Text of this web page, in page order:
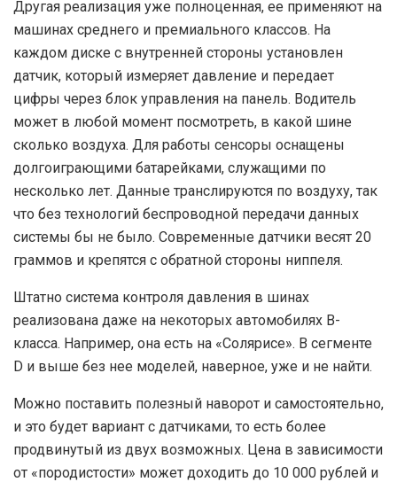
Другая реализация уже полноценная, ее применяют на
машинах среднего и премиального классов. На
каждом диске с внутренней стороны установлен
датчик, который измеряет давление и передает
цифры через блок управления на панель. Водитель
может в любой момент посмотреть, в какой шине
сколько воздуха. Для работы сенсоры оснащены
долгоиграющими батарейками, служащими по
несколько лет. Данные транслируются по воздуху, так
что без технологий беспроводной передачи данных
системы бы не было. Современные датчики весят 20
граммов и крепятся с обратной стороны ниппеля.
Штатно система контроля давления в шинах
реализована даже на некоторых автомобилях В-
класса. Например, она есть на «Солярисе». В сегменте
D и выше без нее моделей, наверное, уже и не найти.
Можно поставить полезный наворот и самостоятельно,
и это будет вариант с датчиками, то есть более
продвинутый из двух возможных. Цена в зависимости
от «породистости» может доходить до 10 000 рублей и